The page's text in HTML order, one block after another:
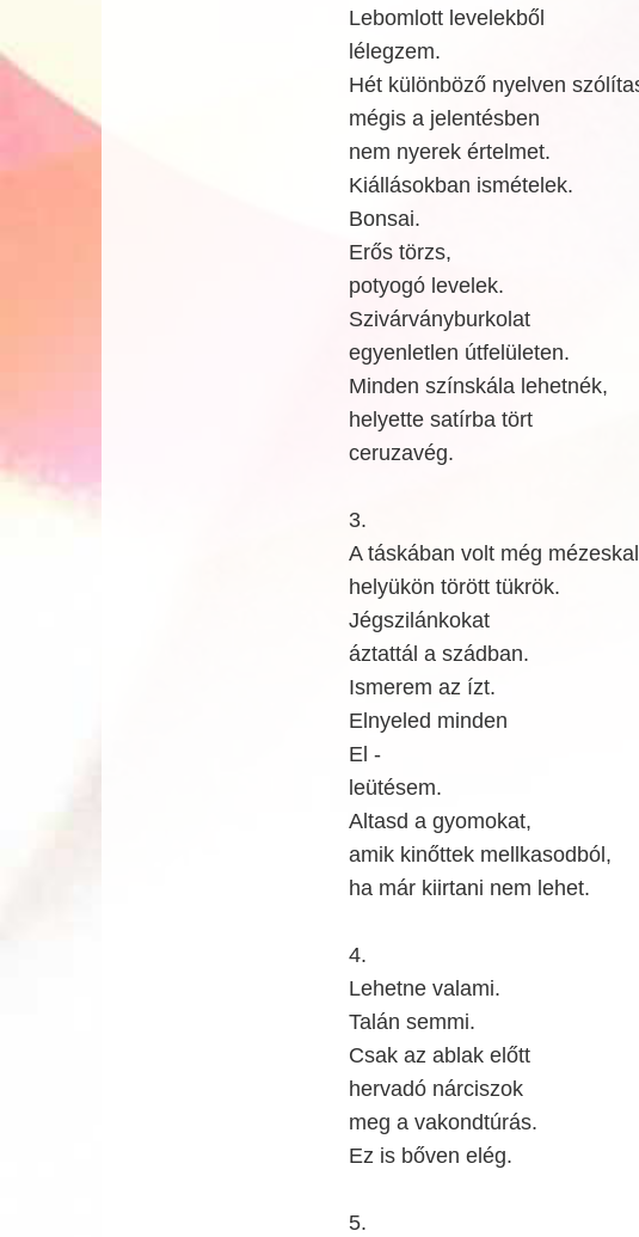
Lebomlott levelekből
lélegzem.
Hét különböző nyelven
mégis a jelentésben
nem nyerek értelmet.
Kiállásokban ismételek.
Bonsai.
Erős törzs,
potyogó levelek.
Szivárványburkolat
egyenletlen útfelületen.
Minden színskála lehetnék,
helyette satírba tört
ceruzavég.
3.
A táskában volt még
helyükön törött tükrök.
Jégszilánkokat
áztattál a szádban.
Ismerem az ízt.
Elnyeled minden
El -
leütésem.
Altasd a gyomokat,
amik kinőttek mellkasodból,
ha már kiirtani nem lehet.
4.
Lehetne valami.
Talán semmi.
Csak az ablak előtt
hervadó nárciszok
meg a vakondtúrás.
Ez is bőven elég.
5.